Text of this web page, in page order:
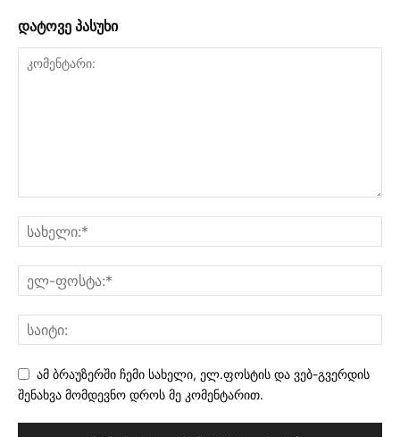
დატოვე პასუხი
ამ ბრაუზერში ჩემი სახელი, ელ.ფოსტის და ვებ-გვერდის
შენახვა მომდევნო დროს მე კომენტარით.